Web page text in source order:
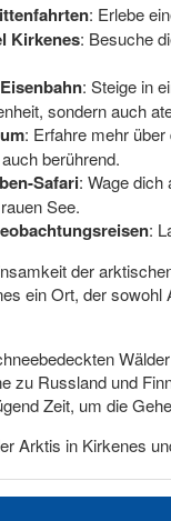
: Erlebe
Kirkenes: Besuche
: Steige in
sondern auch
: Erfahre mehr
berührend.
Safari: Wage
See.
:
der
ein Ort, der
zu Russland und
Zeit, um die
Arktis in Kirkenes